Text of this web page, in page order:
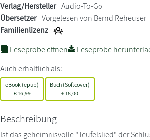
Verlag/Hersteller Audio-To-Go
Übersetzer Vorgelesen von Bernd Reheuser
Familienlizenz
Leseprobe öffnen
Leseprobe
Auch erhältlich als:
eBook (epub)
€16,99
Buch (Softcover)
€ 18,00
Beschreibung
Ist das geheimnisvolle "Teufelslied" der